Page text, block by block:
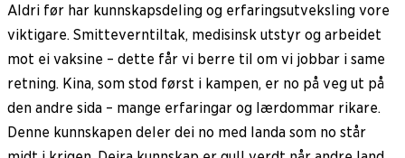
Aldri før har kunnskapsdeling og erfaringsutveksling vore
viktigare. Smitteverntiltak, medisinsk utstyr og arbeidet
mot ei vaksine – dette får vi berre til om vi jobbar i same
retning. Kina, som stod først i kampen, er no på veg ut på
den andre sida – mange erfaringar og lærdommar rikare.
Denne kunnskapen deler dei no med landa som no står